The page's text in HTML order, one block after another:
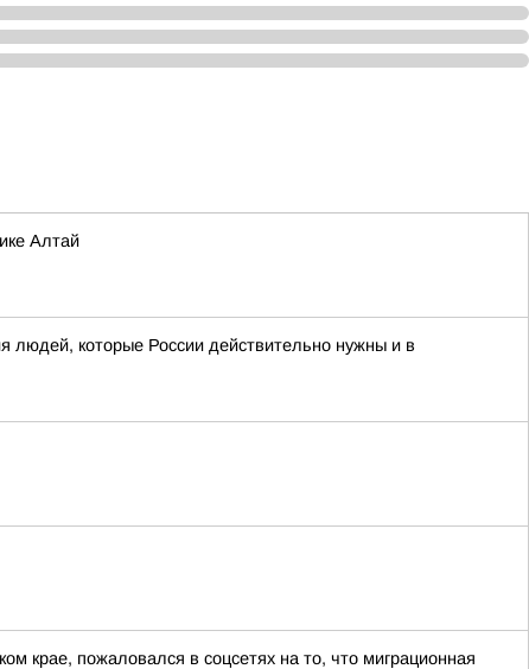
Алтай
которые России действительно нужны и в
крае, пожаловался в соцсетях на то, что миграционная